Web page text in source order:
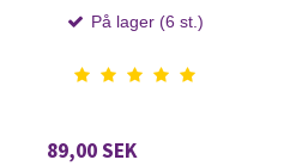
På lager (6 st.)
89,00 SEK